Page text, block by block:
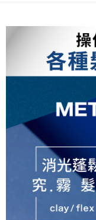
４．使用「AFTEE先享
時審查核予不同之上限
請求用戶進行身份認證。
５．嚴禁一人註冊多個
恩沛科技股份有限公司將
每筆NT$100，滿
付款後寶雅門市自取(
每筆NT$80，滿